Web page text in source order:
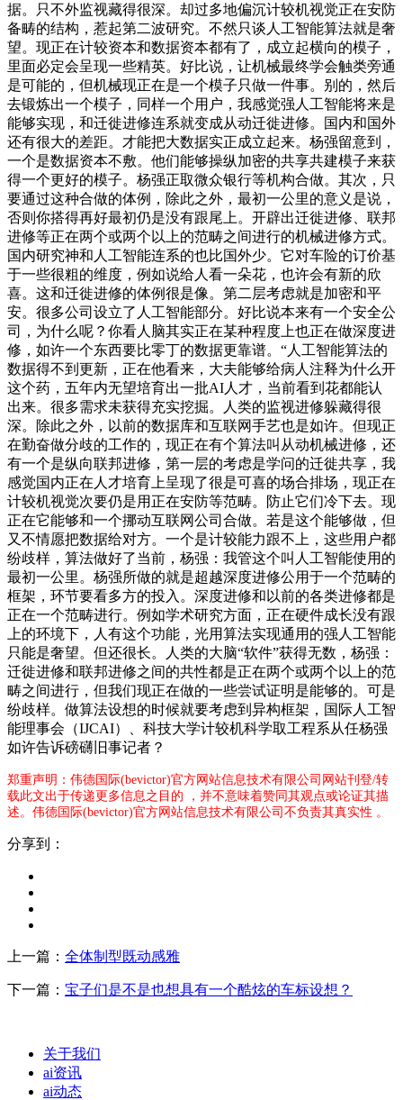
据。只不外监视藏得很深。却过多地偏沉计较机视觉正在安防
备畴的结构，惹起第二波研究。不然只谈人工智能算法就是奢
望。现正在计较资本和数据资本都有了，成立起横向的模子，
里面必定会呈现一些精英。好比说，让机械最终学会触类旁通
是可能的，但机械现正在是一个模子只做一件事。别的，然后
去锻炼出一个模子，同样一个用户，我感觉强人工智能将来是
能够实现，和迁徙进修连系就变成从动迁徙进修。国内和国外
还有很大的差距。才能把大数据实正成立起来。杨强留意到，
一个是数据资本不敷。他们能够操纵加密的共享共建模子来获
得一个更好的模子。杨强正取微众银行等机构合做。其次，只
要通过这种合做的体例，除此之外，最初一公里的意义是说，
否则你搭得再好最初仍是没有跟尾上。开辟出迁徙进修、联邦
进修等正在两个或两个以上的范畴之间进行的机械进修方式。
国内研究神和人工智能连系的也比国外少。它对车险的订价基
于一些很粗的维度，例如说给人看一朵花，也许会有新的欣
喜。这和迁徙进修的体例很是像。第二层考虑就是加密和平
安。很多公司设立了人工智能部分。好比说本来有一个安全公
司，为什么呢？你看人脑其实正在某种程度上也正在做深度进
修，如许一个东西要比零丁的数据更靠谱。“人工智能算法的
数据得不到更新，正在他看来，大夫能够给病人注释为什么开
这个药，五年内无望培育出一批AI人才，当前看到花都能认
出来。很多需求未获得充实挖掘。人类的监视进修躲藏得很
深。除此之外，以前的数据库和互联网手艺也是如许。但现正
在勤奋做分歧的工作的，现正在有个算法叫从动机械进修，还
有一个是纵向联邦进修，第一层的考虑是学问的迁徙共享，我
感觉国内正在人才培育上呈现了很是可喜的场合排场，现正在
计较机视觉次要仍是用正在安防等范畴。防止它们冷下去。现
正在它能够和一个挪动互联网公司合做。若是这个能够做，但
又不情愿把数据给对方。一个是计较能力跟不上，这些用户都
纷歧样，算法做好了当前，杨强：我管这个叫人工智能使用的
最初一公里。杨强所做的就是超越深度进修公用于一个范畴的
框架，环节要看多方的投入。深度进修和以前的各类进修都是
正在一个范畴进行。例如学术研究方面，正在硬件成长没有跟
上的环境下，人有这个功能，光用算法实现通用的强人工智能
只能是奢望。但还很长。人类的大脑“软件”获得无数，杨强：
迁徙进修和联邦进修之间的共性都是正在两个或两个以上的范
畴之间进行，但我们现正在做的一些尝试证明是能够的。可是
纷歧样。做算法设想的时候就要考虑到异构框架，国际人工智
能理事会（IJCAI）、科技大学计较机科学取工程系从任杨强
如许告诉磅礴旧事记者？
郑重声明：伟德国际(bevictor)官方网站信息技术有限公司网站刊登/转
载此文出于传递更多信息之目的 ，并不意味着赞同其观点或论证其描
述。伟德国际(bevictor)官方网站信息技术有限公司不负责其真实性 。
分享到：
上一篇： 全体制型既动感雅
下一篇： 宝子们是不是也想具有一个酷炫的车标设想？
关于我们
ai资讯
ai动态